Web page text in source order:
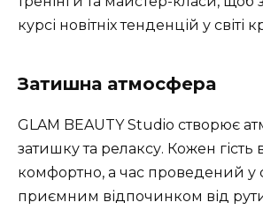
курсі новітніх тенденцій у світі
Затишна атмосфера
GLAM BEAUTY Studio створює
затишку та релаксу. Кожен гість
комфортно, а час проведений у
приємним відпочинком від